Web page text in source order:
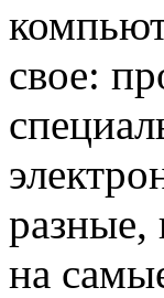
свое:
разные,
на